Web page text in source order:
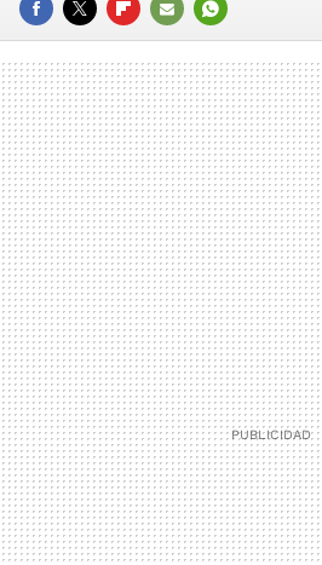
FACEBOOK
TWITTERFLIPBOARD
E-
MAIL
WHATSAPP